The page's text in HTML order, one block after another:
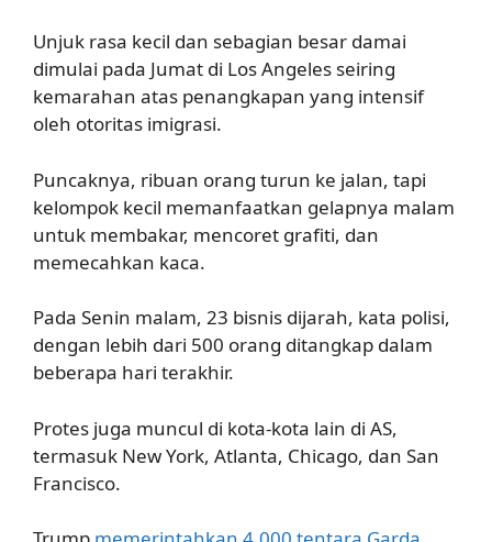
Unjuk rasa kecil dan sebagian besar damai
dimulai pada Jumat di Los Angeles seiring
kemarahan atas penangkapan yang intensif
oleh otoritas imigrasi.
Puncaknya, ribuan orang turun ke jalan, tapi
kelompok kecil memanfaatkan gelapnya malam
untuk membakar, mencoret grafiti, dan
memecahkan kaca.
Pada Senin malam, 23 bisnis dijarah, kata polisi,
dengan lebih dari 500 orang ditangkap dalam
beberapa hari terakhir.
Protes juga muncul di kota-kota lain di AS,
termasuk New York, Atlanta, Chicago, dan San
Francisco.